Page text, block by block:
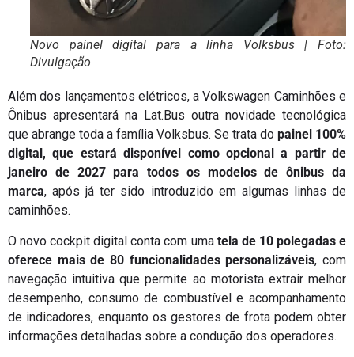
Novo painel digital para a linha Volksbus | Foto:
Divulgação
Além dos lançamentos elétricos, a Volkswagen Caminhões e
Ônibus apresentará na Lat.Bus outra novidade tecnológica
que abrange toda a família Volksbus. Se trata do painel 100%
digital, que estará disponível como opcional a partir de
janeiro de 2027 para todos os modelos de ônibus da
marca, após já ter sido introduzido em algumas linhas de
caminhões.
O novo cockpit digital conta com uma tela de 10 polegadas e
oferece mais de 80 funcionalidades personalizáveis, com
navegação intuitiva que permite ao motorista extrair melhor
desempenho, consumo de combustível e acompanhamento
de indicadores, enquanto os gestores de frota podem obter
informações detalhadas sobre a condução dos operadores.